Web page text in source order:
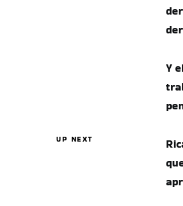
UP NEXT
Y